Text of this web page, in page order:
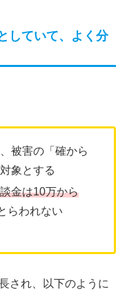
していて、よく分
被害の「確から
象とする
金は10万から
らわれない
され、以下のように